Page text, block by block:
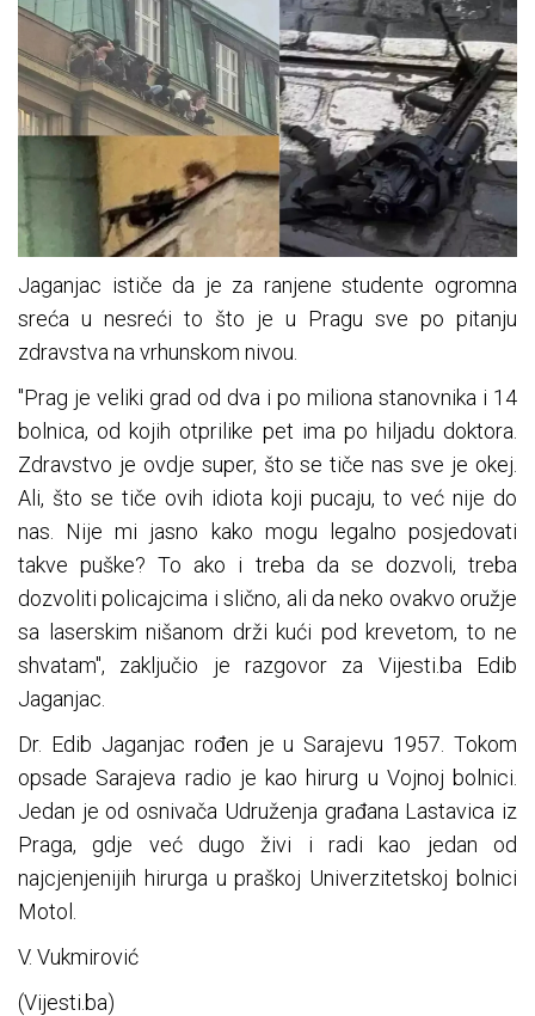
Jaganjac ističe da je za ranjene studente ogromna
sreća u nesreći to što je u Pragu sve po pitanju
zdravstva na vrhunskom nivou.
"Prag je veliki grad od dva i po miliona stanovnika i 14
bolnica, od kojih otprilike pet ima po hiljadu doktora.
Zdravstvo je ovdje super, što se tiče nas sve je okej.
Ali, što se tiče ovih idiota koji pucaju, to već nije do
nas. Nije mi jasno kako mogu legalno posjedovati
takve puške? To ako i treba da se dozvoli, treba
dozvoliti policajcima i slično, ali da neko ovakvo oružje
sa laserskim nišanom drži kući pod krevetom, to ne
shvatam", zaključio je razgovor za Vijesti.ba Edib
Jaganjac.
Dr. Edib Jaganjac rođen je u Sarajevu 1957. Tokom
opsade Sarajeva radio je kao hirurg u Vojnoj bolnici.
Jedan je od osnivača Udruženja građana Lastavica iz
Praga, gdje već dugo živi i radi kao jedan od
najcjenjenijih hirurga u praškoj Univerzitetskoj bolnici
Motol.
V. Vukmirović
(Vijesti.ba)